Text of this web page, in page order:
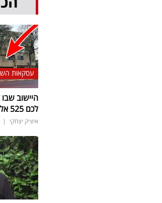
עסקאות
היישוב
לכם 525 אלף שקל
איציק יצחקי |